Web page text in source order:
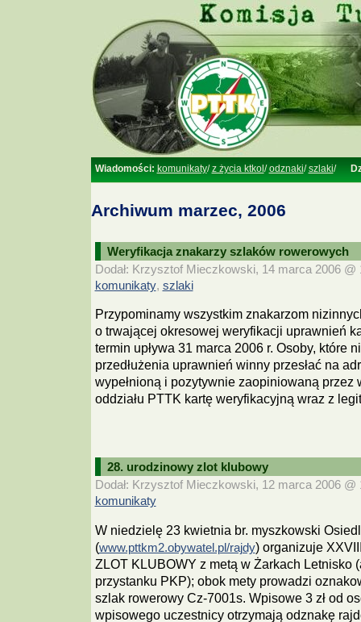
Wiadomości: komunikaty/z życia ktkol /odznaki/szlaki/
Archiwum marzec, 2006
Weryfikacja znakarzy szlaków rowerowych
Dodał: Krzysztof Mieczkowski, 14 marca 2006 @
komunikaty, szlaki
Przypominamy wszystkim znakarzom
o trwającej okresowej weryfikacji uprawnień
termin upływa 31 marca 2006 r. Osoby, które
przedłużenia uprawnień winny przesłać na
wypełnioną i pozytywnie zaopiniowaną przez
oddziału PTTK kartę weryfikacyjną wraz z
28. urodzinowy zlot klubowy
Dodał: Krzysztof Mieczkowski, 12 marca 2006 @
komunikaty
W niedzielę 23 kwietnia br. myszkowski
(www.pttkm2.obywatel.pl/rajdy) organizuje
ZLOT KLUBOWY z metą w Żarkach Letnisko
przystanku PKP); obok mety prowadzi
szlak rowerowy Cz-7001s. Wpisowe 3 zł od
wpisowego uczestnicy otrzymają odznakę